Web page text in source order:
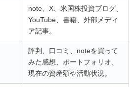
note、X、米国株投資ブログ、
YouTube、書籍、外部メディ
ア記事。
評判、口コミ、noteを買って
みた感想、ポートフォリオ、
現在の資産額や活動状況。